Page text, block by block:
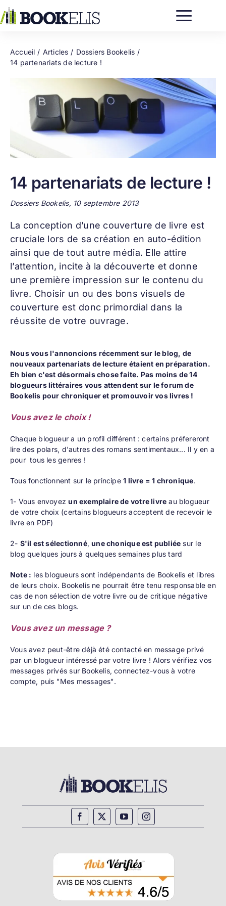
au
contenu
Accueil Articles
Dossiers Bookelis
14 partenariats de lecture !
14 partenariats de lecture !
Dossiers Bookelis, 10 septembre 2013
La conception d’une couverture de livre est
cruciale lors de sa création en auto-édition
ainsi que de tout autre média. Elle attire
l’attention, incite à la découverte et donne
une première impression sur le contenu du
livre. Choisir un ou des bons visuels de
couverture est donc primordial dans la
réussite de votre ouvrage.
Nous vous l'annoncions récemment sur le blog, de
nouveaux partenariats de lecture étaient en préparation.
Eh bien c'est désormais chose faite. Pas moins de 14
blogueurs littéraires vous attendent sur le forum de
Bookelis pour chroniquer et promouvoir vos livres !
Vous avez le choix !
Chaque blogueur a un profil différent : certains préfereront
lire des polars, d'autres des romans sentimentaux... Il y en a
pour tous les genres !
Tous fonctionnent sur le principe1 livre = 1 chronique.
1- Vous envoyezun exemplaire de votre livre au blogueur
de votre choix (certains blogueurs acceptent de recevoir le
livre en PDF)
2- S'il est sélectionné,une chonique est publiée sur le
blog quelques jours à quelques semaines plus tard
Note : les blogueurs sont indépendants de Bookelis et libres
de leurs choix. Bookelis ne pourrait être tenu responsable en
cas de non sélection de votre livre ou de critique négative
sur un de ces blogs.
Vous avez un message ?
Vous avez peut-être déjà été contacté en message privé
par un blogueur intéressé par votre livre ! Alors vérifiez vos
messages privés sur Bookelis, connectez-vous à votre
compte, puis "Mes messages".